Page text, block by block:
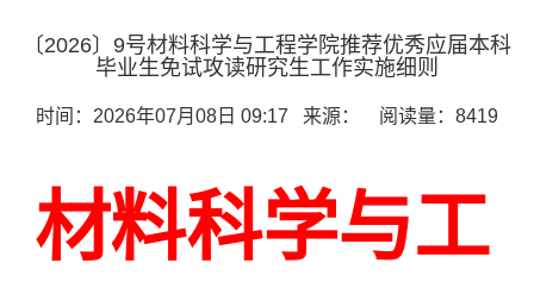
〔2026〕9号材料科学与工程学院推荐优秀应届本科
毕业生免试攻读研究生工作实施细则
时间：2026年07月08日 09:17 来源： 阅读量： 8419
材料科学与工